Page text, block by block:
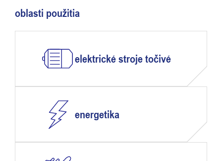
oblasti použitia
elektrické stroje točivé
energetika